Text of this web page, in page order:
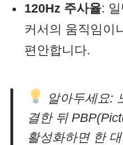
120Hz 주사율:
커서의 움직임이
편안합니다.
알아두세요:
결한 뒤
활성화하면 한